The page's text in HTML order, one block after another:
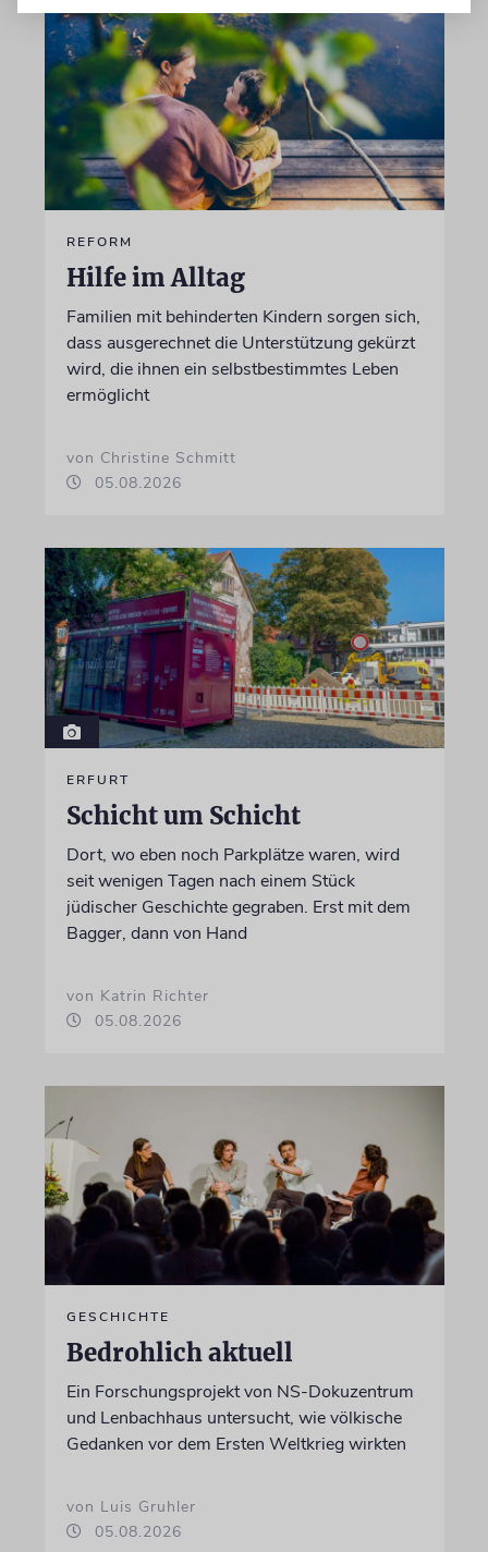
REFORM
Hilfe im Alltag
Familien mit behinderten Kindern sorgen sich,
dass ausgerechnet die Unterstützung gekürzt
wird, die ihnen ein selbstbestimmtes Leben
ermöglicht
von Christine Schmitt
05.08.2026
ERFURT
Schicht um Schicht
Dort, wo eben noch Parkplätze waren, wird
seit wenigen Tagen nach einem Stück
jüdischer Geschichte gegraben. Erst mit dem
Bagger, dann von Hand
von Katrin Richter
05.08.2026
GESCHICHTE
Bedrohlich aktuell
Ein Forschungsprojekt von NS-Dokuzentrum
und Lenbachhaus untersucht, wie völkische
Gedanken vor dem Ersten Weltkrieg wirkten
von Luis Gruhler
05.08.2026